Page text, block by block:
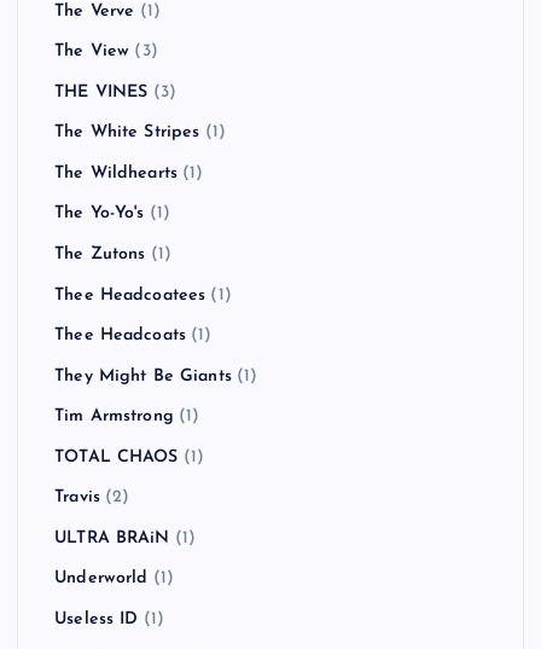
The Verve (1)
The View (3)
THE VINES (3)
The White Stripes (1)
The Wildhearts (1)
The Yo-Yo's (1)
The Zutons (1)
Thee Headcoatees (1)
Thee Headcoats (1)
They Might Be Giants(1)
Tim Armstrong (1)
TOTAL CHAOS (1)
Travis(2)
ULTRA BRAiN (1)
Underworld (1)
Useless ID (1)